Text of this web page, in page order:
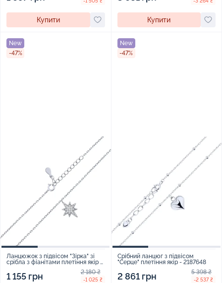
Купити Купити
New
-47%
Ланцюжок з підвісом "Зірка" зі
срібла з фіанітами плетіння якір -
1 155 грн 2 180 ₴
-1 025 ₴
New
-47%
Срібний ланцюг з підвісом
"Серце" плетіння якір - 2187648
2 861 грн 5 398 ₴
-2 537 ₴